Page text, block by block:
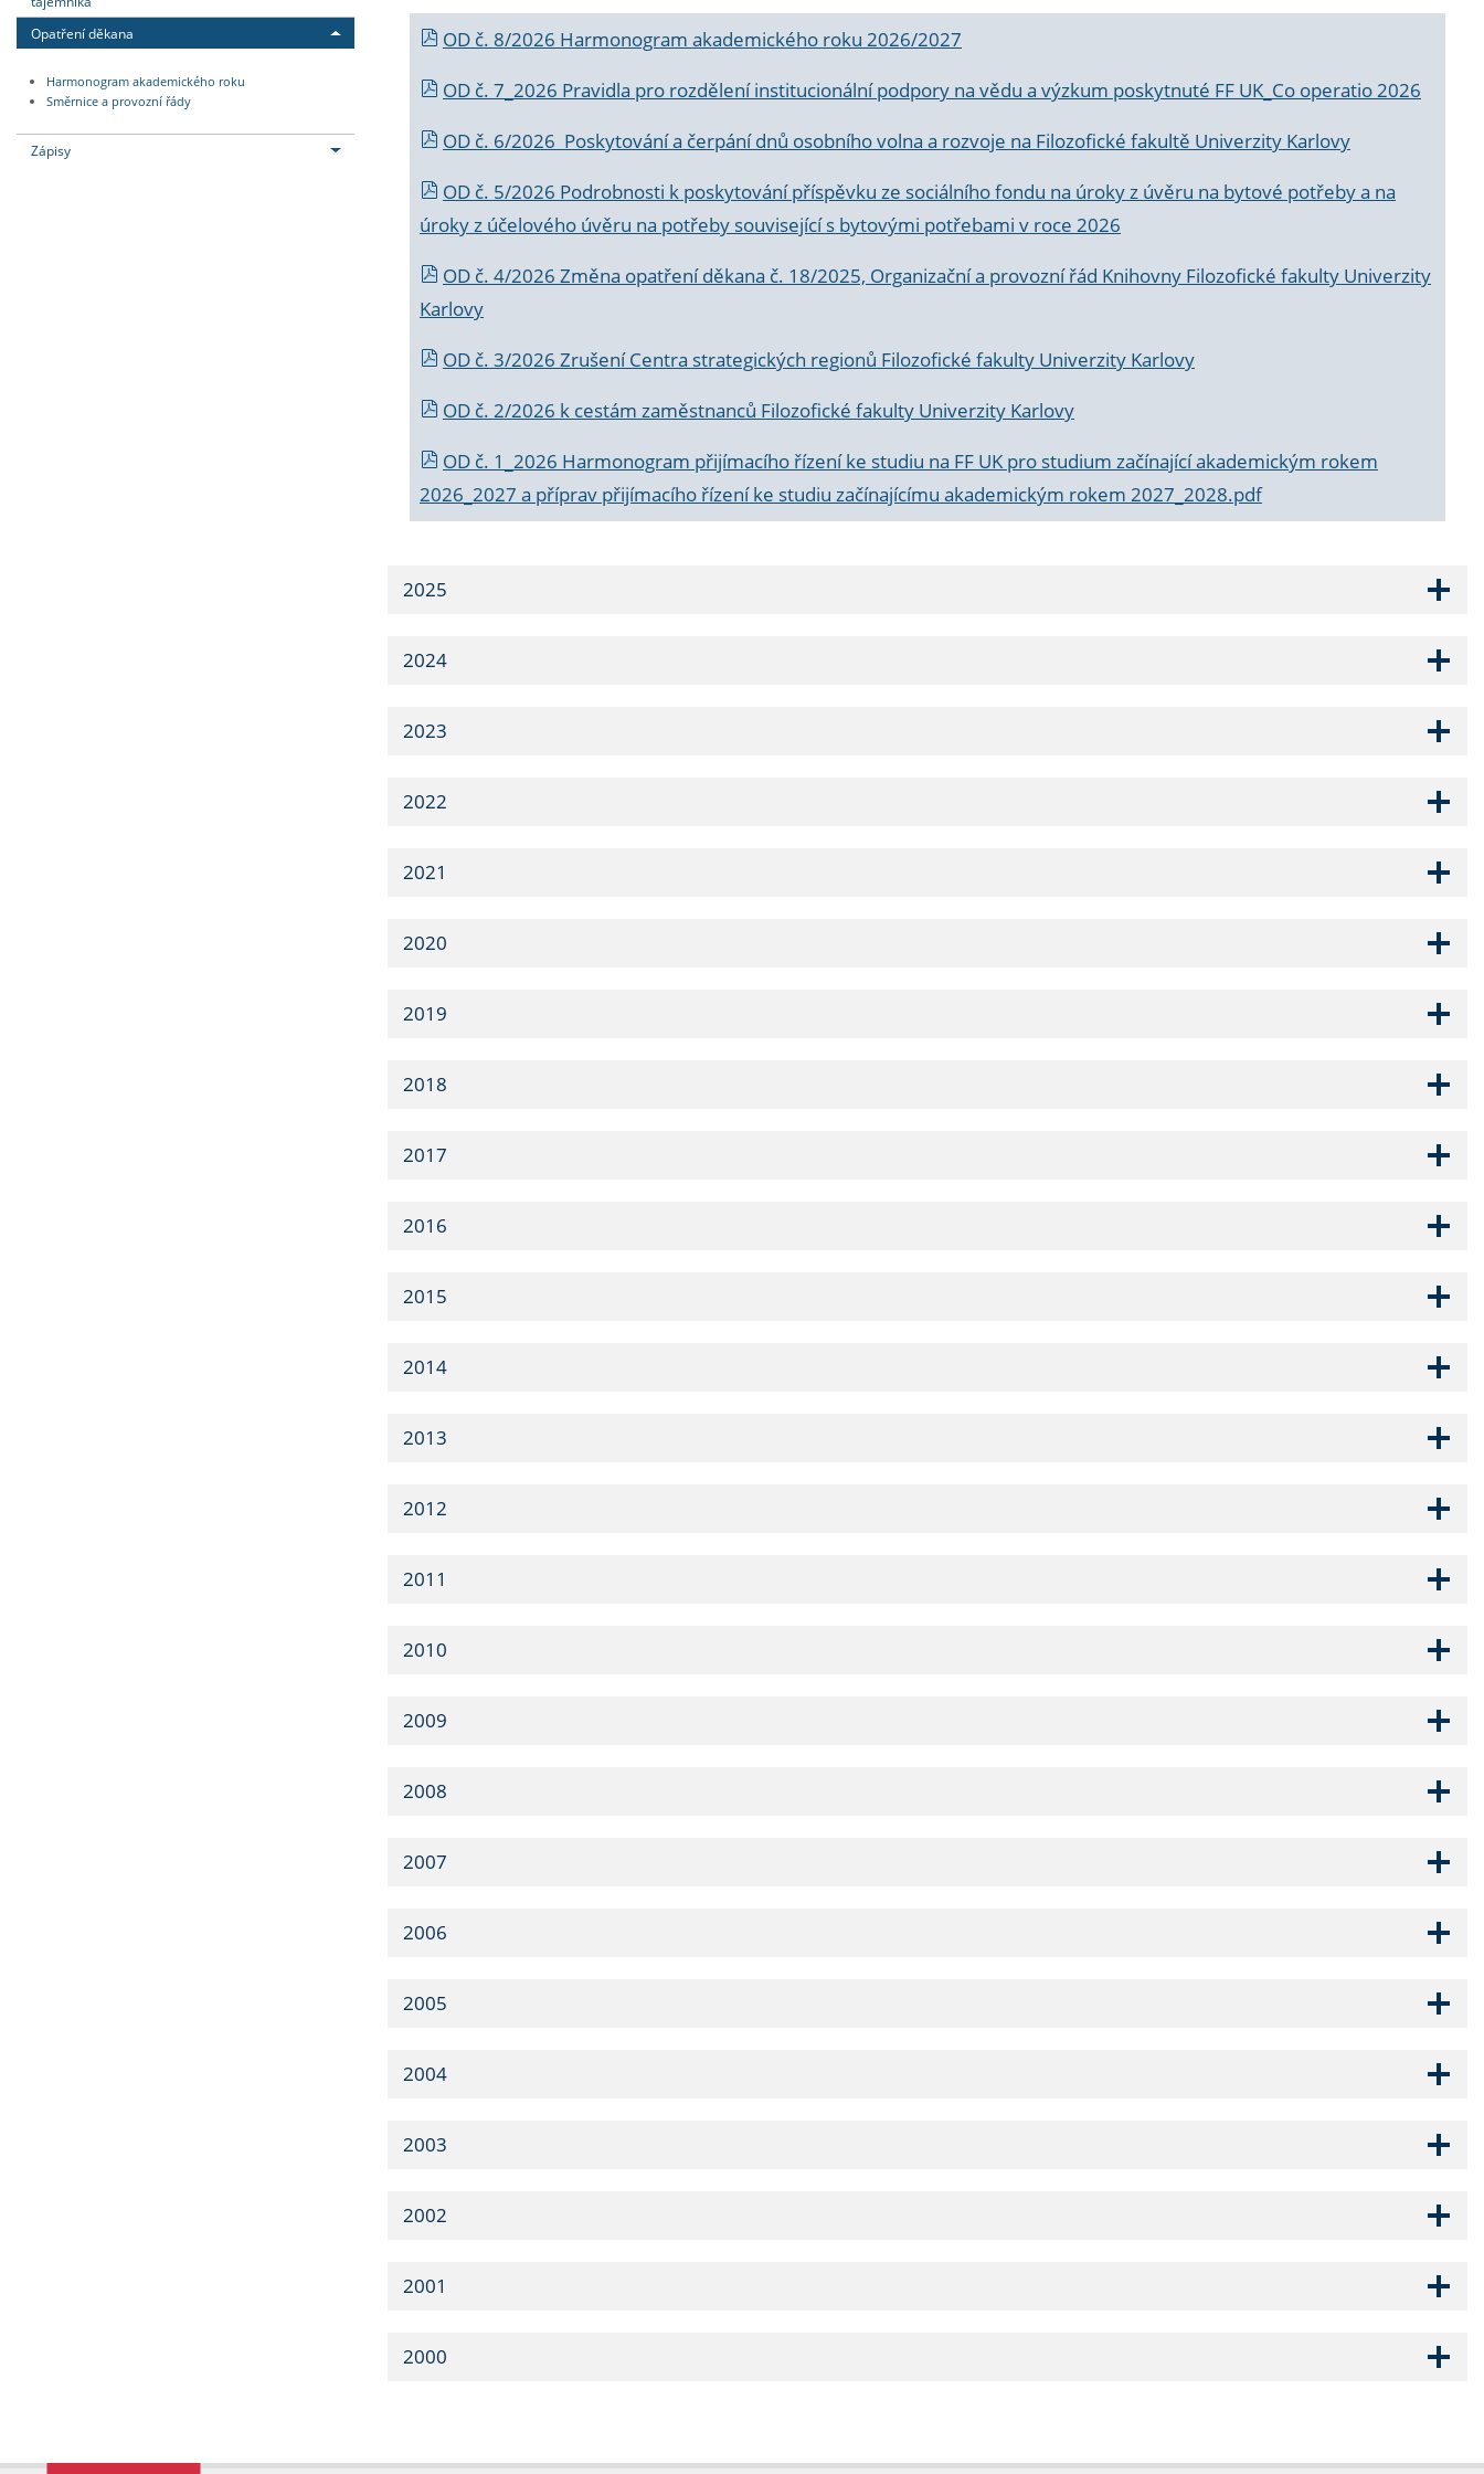
Opatření děkana
Harmonogram akademického roku
Směrnice a provozní řády
Zápisy
OD č. 8/2026 Harmonogram akademického roku 2026/2027
OD č. 7_2026 Pravidla pro rozdělení institucionální podpory na vědu a výzkum poskytnuté FF UK_Co operatio 2026
OD č. 6/2026 Poskytování a čerpání dnů osobního volna a rozvoje na Filozofické fakultě Univerzity Karlovy
OD č. 5/2026 Podrobnosti k poskytování příspěvku ze sociálního fondu na úroky z úvěru na bytové potřeby a na
úroky z účelového úvěru na potřeby související s bytovými potřebami v roce 2026
OD č. 4/2026 Změna opatření děkana č. 18/2025, Organizační a provozní řád Knihovny Filozofické fakulty Univerzity
Karlovy
OD č. 3/2026 Zrušení Centra strategických regionů Filozofické fakulty Univerzity Karlovy
OD č. 2/2026 k cestám zaměstnanců Filozofické fakulty Univerzity Karlovy
OD č. 1_2026 Harmonogram přijímacího řízení ke studiu na FF UK pro studium začínající akademickým rokem
2026_2027 a příprav přijímacího řízení ke studiu začínajícímu akademickým rokem 2027_2028.pdf
2025
2024
2023
2022
2021
2020
2019
2018
2017
2016
2015
2014
2013
2012
2011
2010
2009
2008
2007
2006
2005
2004
2003
2002
2001
2000